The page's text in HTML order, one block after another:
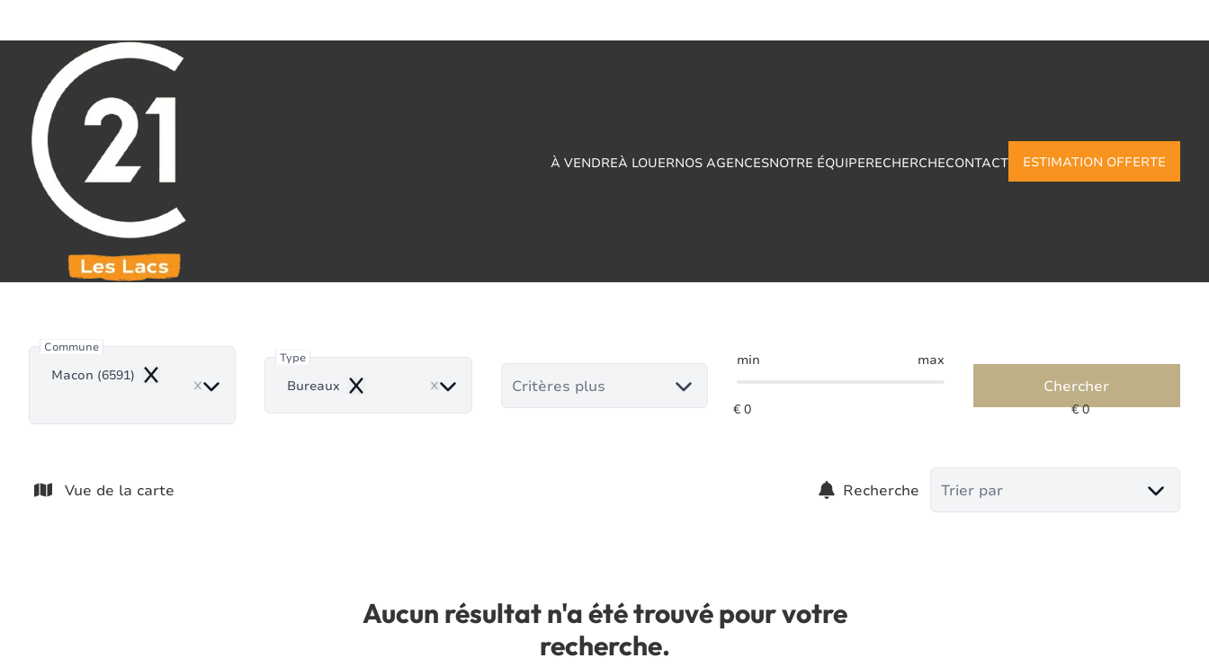
À VENDREÀ LOUERNOS AGENCESNOTRE ÉQUIPERECHERCHECONTACT ESTIMATION OFFERTE
Commune
Macon (6591) Remove
Type
Bureaux Remove Critères plus
min max
Chercher
Vue de la carte Recherche Trier par
Aucun résultat n'a été trouvé pour votre
recherche.